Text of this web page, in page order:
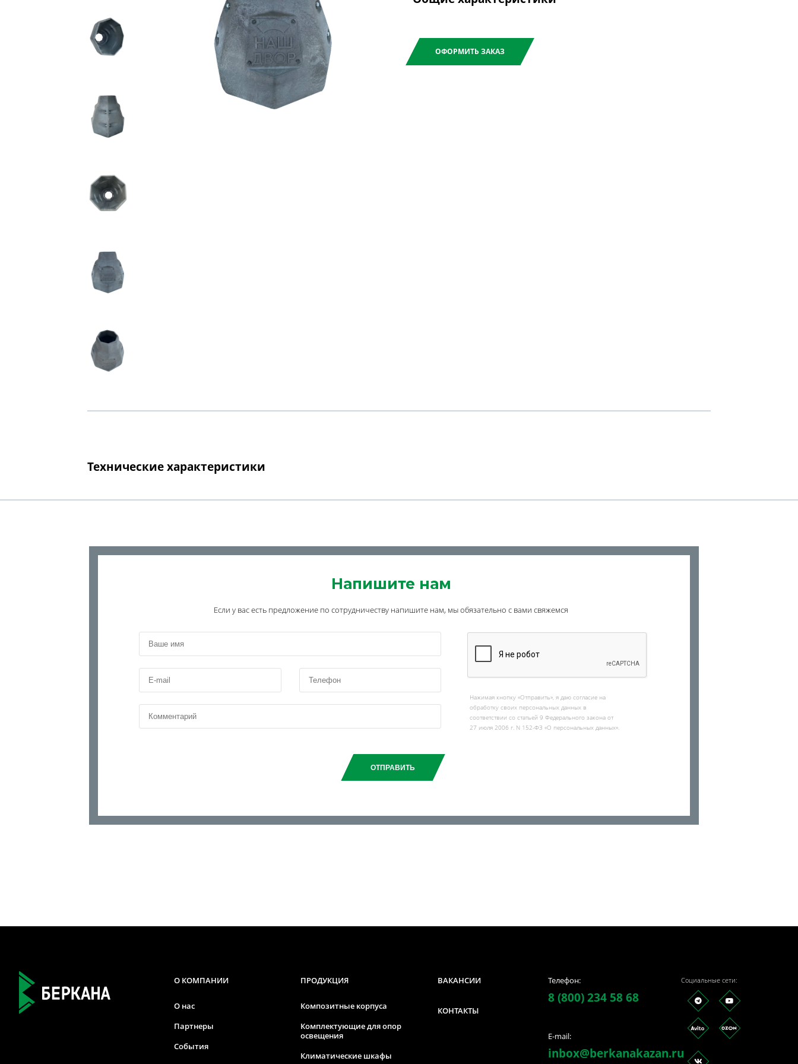
ОФОРМИТЬ ЗАКАЗ
Технические характеристики
Напишите нам
Если у вас есть предложение по сотрудничеству напишите нам, мы обязательно с вами свяжемся
ОТПРАВИТЬ
Нажимая кнопку «Отправить», я даю согласие на
обработку своих персональных данных в
соответствии со статьей 9 Федерального закона от
27 июля 2006 г. N 152-ФЗ «О персональных данных».
О КОМПАНИИ
О нас
Партнеры
События
ПРОДУКЦИЯ
Композитные корпуса
Комплектующие для опор
освещения
Климатические шкафы
ВАКАНСИИ
КОНТАКТЫ
Телефон:
8 (800) 234 58 68
E-mail:
inbox@berkanakazan.ru
Социальные сети: